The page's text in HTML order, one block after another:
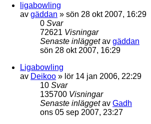
ligabowling
av gäddan » sön 28 okt 2007, 16:29
0 Svar
72621 Visningar
Senaste inläggetav gäddan
sön 28 okt 2007, 16:29
Ligabowling
av Deikoo » lör 14 jan 2006, 22:29
10 Svar
135700 Visningar
Senaste inläggetav Gadh
ons 05 sep 2007, 23:27